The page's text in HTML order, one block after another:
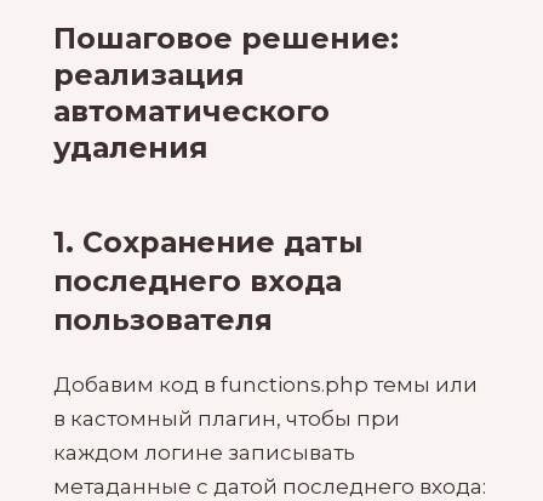
Пошаговое решение:
реализация
автоматического
удаления
1. Сохранение даты
последнего входа
пользователя
Добавим код в functions.php темы или
в кастомный плагин, чтобы при
каждом логине записывать
метаданные с датой последнего входа: